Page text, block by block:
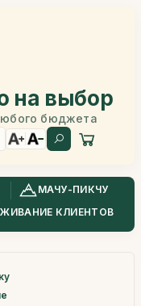
на выбор
бюджета
МАЧУ-ПИКЧУ
КЛИЕНТОВ